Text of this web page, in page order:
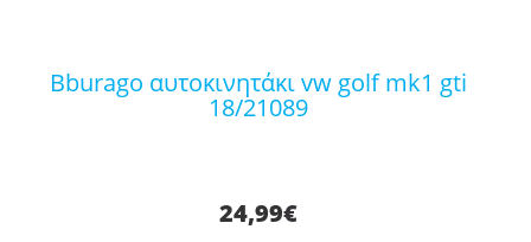
bburago αυτοκινητάκι vw golf mk1 gti
18/21089
24,99€